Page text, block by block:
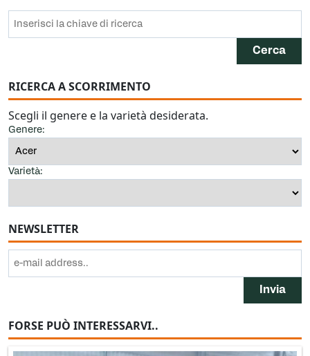
RICERCA A SCORRIMENTO
Scegli il genere e la varietà desiderata.
Genere:
Varietà:
NEWSLETTER
FORSE PUÒ INTERESSARVI..